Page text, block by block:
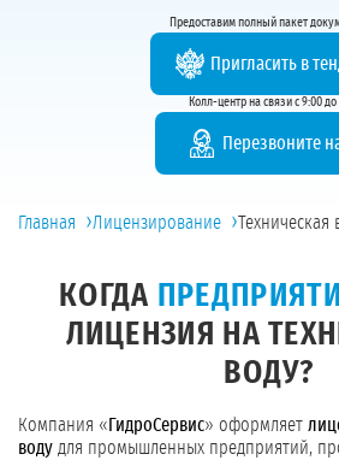
Предоставим полный пакет
Пригласить в
Колл-центр на связи с 9:00 до
Перезвоните
Главная ›Лицензирование ›Техническая
КОГДА
ЛИЦЕНЗИЯ НА
ВОДУ?
Компания «ГидроСервис» оформляет
воду для промышленных предприятий,